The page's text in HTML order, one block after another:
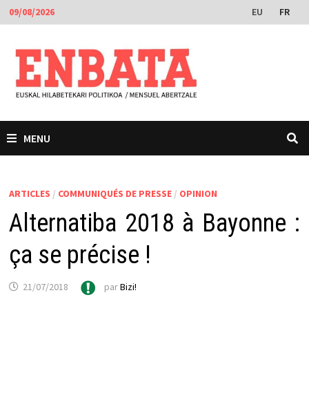
Passer
au
contenu
09/08/2026 EU FR
MENU
ARTICLES / COMMUNIQUÉS DE PRESSE/ OPINION
Alternatiba 2018 à Bayonne :
ça se précise !
21/07/2018 parBizi!